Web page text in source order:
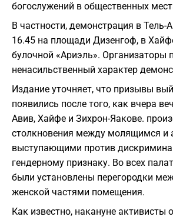
богослужений в общественных
В частности, демонстрация в Тель-
16.45 на площади Дизенгоф, в
булочной «Ариэль». Организаторы
ненасильственный характер
Издание уточняет, что призывы
появились после того, как вчера
Авив, Хайфе и Зихрон-Яакове.
столкновения между молящимся и
выступающими против
гендерному признаку. Во всех
были установлены перегородки
женской частями помещения.
Как известно, накануне активисты